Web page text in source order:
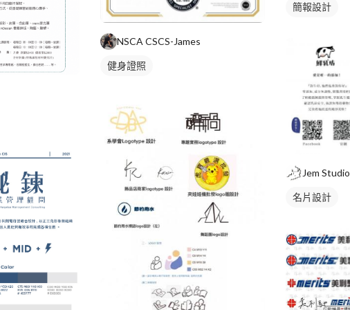
NSCA CSCS-James
健身證照
簡報設計
Jem Studio
名片設計